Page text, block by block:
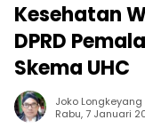
Kesehatan
DPRD
Skema UHC
Joko Longkeyang
Rabu, 7 Januari